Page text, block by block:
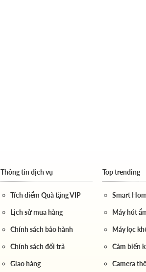
Thông tin dịch vụ
Tích điểm Quà tặng VIP
Lịch sử mua hàng
Chính sách bảo hành
Chính sách đổi trả
Giao hàng
Top trending
Smart
Máy hút
Máy lọc
Cảm biến
Camera